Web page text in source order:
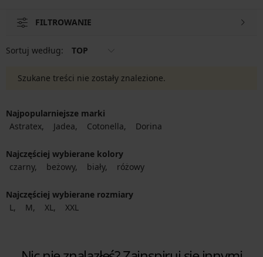
FILTROWANIE
Sortuj według: TOP
Szukane treści nie zostały znalezione.
Najpopularniejsze marki
Astratex
Jadea Cotonella Dorina
Najczęściej wybierane kolory
czarny
beżowy biały różowy
Najczęściej wybierane rozmiary
L
M XL XXL